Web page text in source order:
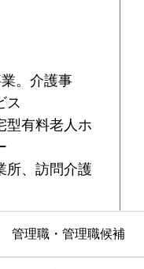
。介護事
ス
型有料老人ホ
所、訪問介護
管理職・管理職候補